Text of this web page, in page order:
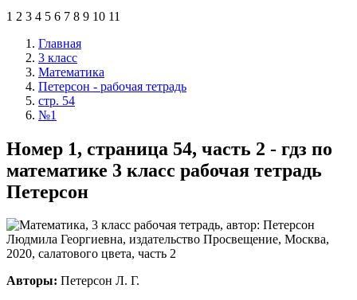
1 2 3 4 5 6 7 8 9 10 11
Главная
3 класс
Математика
Петерсон - рабочая тетрадь
стр. 54
№1
Номер 1, страница 54, часть 2 - гдз по
математике 3 класс рабочая тетрадь
Петерсон
Авторы: Петерсон Л. Г.